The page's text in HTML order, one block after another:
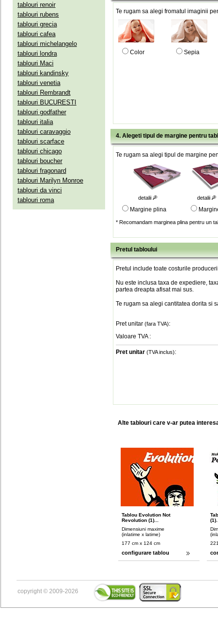
tablouri renoir
tablouri rubens
tablouri grecia
tablouri cafea
tablouri michelangelo
tablouri londra
tablouri Maci
tablouri kandinsky
tablouri venetia
tablouri Rembrandt
tablouri BUCURESTI
tablouri godfather
tablouri italia
tablouri caravaggio
tablouri scarface
tablouri chicago
tablouri boucher
tablouri fragonard
tablouri Marilyn Monroe
tablouri da vinci
tablouri roma
Te rugam sa alegi fromatul imaginii
Color Sepia
4. Alegeti tipul de margine pentru
Te rugam sa alegi tipul de margine
detalii detalii
Margine plina
* Recomandam marginea plina pentru un
Pretul tabloului
Pretul include toate costurile
Nu este inclusa taxa de expediere,
partea dreapta afisat mai sus.
Te rugam sa alegi cantitatea dorita si
Pret unitar (fara TVA):
Valoare TVA :
Pret unitar (TVA inclus):
Alte tablouri care v-ar putea
Tablou Evolution Not
Revolution (1)...
Dimensiuni maxime
(inlatime x latime)
177 cm x 124 cm
configurare tablou
copyright © 2009-2026